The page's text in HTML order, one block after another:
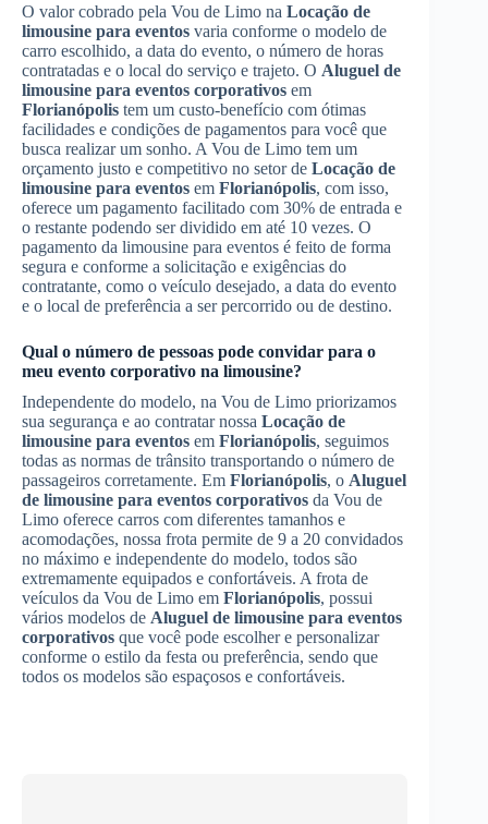
O valor cobrado pela Vou de Limo na Locação de
limousine para eventos varia conforme o modelo de
carro escolhido, a data do evento, o número de horas
contratadas e o local do serviço e trajeto. O Aluguel de
limousine para eventos corporativos em
Florianópolis tem um custo-benefício com ótimas
facilidades e condições de pagamentos para você que
busca realizar um sonho. A Vou de Limo tem um
orçamento justo e competitivo no setor de Locação de
limousine para eventos em Florianópolis, com isso,
oferece um pagamento facilitado com 30% de entrada e
o restante podendo ser dividido em até 10 vezes. O
pagamento da limousine para eventos é feito de forma
segura e conforme a solicitação e exigências do
contratante, como o veículo desejado, a data do evento
e o local de preferência a ser percorrido ou de destino.
Qual o número de pessoas pode convidar para o
meu evento corporativo na limousine?
Independente do modelo, na Vou de Limo priorizamos
sua segurança e ao contratar nossa Locação de
limousine para eventos em Florianópolis, seguimos
todas as normas de trânsito transportando o número de
passageiros corretamente. Em Florianópolis, o Aluguel
de limousine para eventos corporativos da Vou de
Limo oferece carros com diferentes tamanhos e
acomodações, nossa frota permite de 9 a 20 convidados
no máximo e independente do modelo, todos são
extremamente equipados e confortáveis. A frota de
veículos da Vou de Limo em Florianópolis, possui
vários modelos de Aluguel de limousine para eventos
corporativos que você pode escolher e personalizar
conforme o estilo da festa ou preferência, sendo que
todos os modelos são espaçosos e confortáveis.